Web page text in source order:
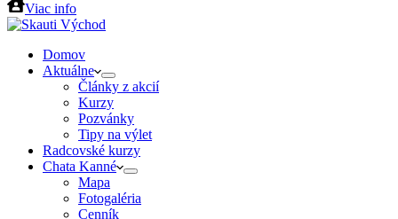
Viac info
Domov
Aktuálne
Články z akcií
Kurzy
Pozvánky
Tipy na výlet
Radcovské kurzy
Chata Kanné
Mapa
Fotogaléria
Cenník